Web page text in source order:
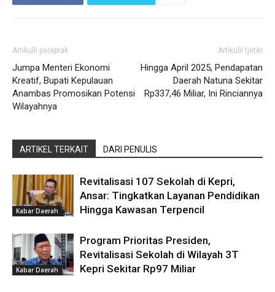
Artikulli paraprak
Jumpa Menteri Ekonomi
Kreatif, Bupati Kepulauan
Anambas Promosikan Potensi
Wilayahnya
Artikulli tjetër
Hingga April 2025, Pendapatan
Daerah Natuna Sekitar
Rp337,46 Miliar, Ini Rinciannya
ARTIKEL TERKAIT DARI PENULIS
Kabar Daerah
Revitalisasi 107 Sekolah di Kepri,
Ansar: Tingkatkan Layanan Pendidikan
Hingga Kawasan Terpencil
Kabar Daerah
Program Prioritas Presiden,
Revitalisasi Sekolah di Wilayah 3T
Kepri Sekitar Rp97 Miliar